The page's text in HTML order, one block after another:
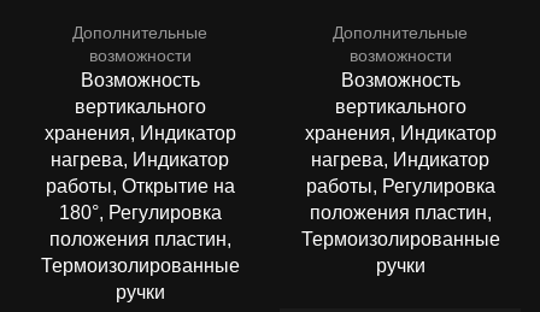
Дополнительные
возможности
Возможность
вертикального
хранения, Индикатор
нагрева, Индикатор
работы, Открытие на
180°, Регулировка
положения пластин,
Термоизолированные
ручки
Дополнительные
возможности
Возможность
вертикального
хранения, Индикатор
нагрева, Индикатор
работы, Регулировка
положения пластин,
Термоизолированные
ручки